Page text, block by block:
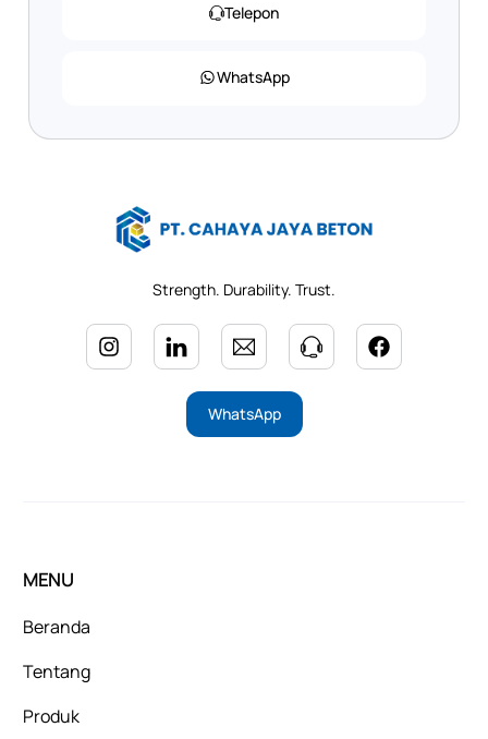
Telepon
WhatsApp
Strength. Durability. Trust.
WhatsApp
MENU
Beranda
Tentang
Produk